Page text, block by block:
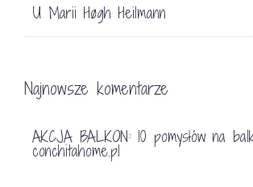
U Marii Høgh Heilmann
Najnowsze komentarze
AKCJA BALKON: 10 pomysłów na
conchitahome.pl